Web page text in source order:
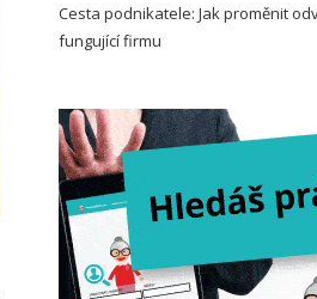
Cesta podnikatele: Jak proměnit
fungující firmu